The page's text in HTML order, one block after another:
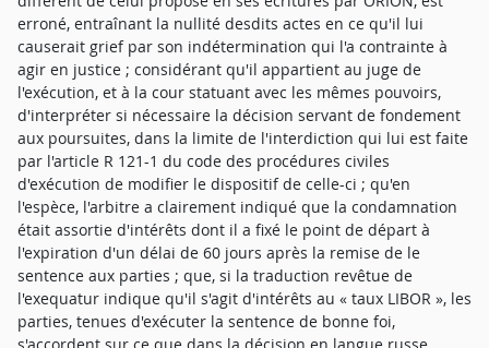
erroné, entraînant la nullité desdits actes en ce qu'il lui
causerait grief par son indétermination qui l'a contrainte à
agir en justice ; considérant qu'il appartient au juge de
l'exécution, et à la cour statuant avec les mêmes pouvoirs,
d'interpréter si nécessaire la décision servant de fondement
aux poursuites, dans la limite de l'interdiction qui lui est faite
par l'article R 121-1 du code des procédures civiles
d'exécution de modifier le dispositif de celle-ci ; qu'en
l'espèce, l'arbitre a clairement indiqué que la condamnation
était assortie d'intérêts dont il a fixé le point de départ à
l'expiration d'un délai de 60 jours après la remise de le
sentence aux parties ; que, si la traduction revêtue de
l'exequatur indique qu'il s'agit d'intérêts au « taux LIBOR », les
parties, tenues d'exécuter la sentence de bonne foi,